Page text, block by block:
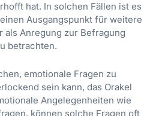
hat. In solchen Fällen ist es
Ausgangspunkt für weitere
als Anregung zur Befragung
betrachten.
emotionale Fragen zu
sein kann, das Orakel
Angelegenheiten wie
können solche Fragen oft